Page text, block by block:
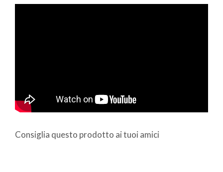
Consiglia questo prodotto ai tuoi amici